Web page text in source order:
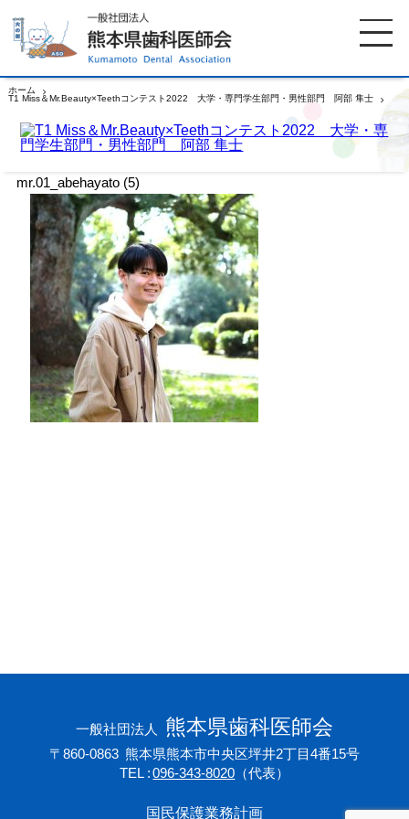
ホーム
T1 Miss＆Mr.Beauty×Teethコンテスト2022 大学・専門学生部門・男性部門 阿部 隼士
mr.01_abehayato (5)
mr.01_abehayato (5)
一般社団法人 熊本県歯科医師会
〒860-0863 熊本県熊本市中央区坪井2丁目4番15号
TEL
096-343-8020 （代表）
国民保護業務計画
ホーム 歯科医師会について
歯科医院検索 休日当番医
イベント案内 歯の豆知識
お知らせ 口腔保健センター
国保組合からのお知らせ 熊本歯科衛生士専門学院
会員専用ページ プライバシーポリシー